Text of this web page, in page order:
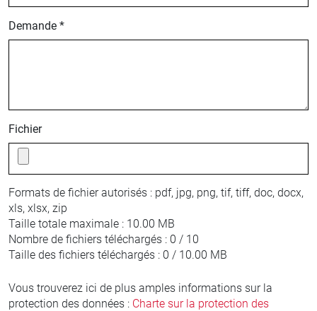
Demande *
Fichier
Formats de fichier autorisés : pdf, jpg, png, tif, tiff, doc, docx,
xls, xlsx, zip
Taille totale maximale : 10.00 MB
Nombre de fichiers téléchargés : 0 / 10
Taille des fichiers téléchargés : 0 / 10.00 MB
Vous trouverez ici de plus amples informations sur la
protection des données : Charte sur la protection des